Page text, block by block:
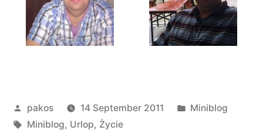
Posted
by
pakos 14 September 2011
Posted
Miniblog
Tags:
Miniblog, Urlop, Życie